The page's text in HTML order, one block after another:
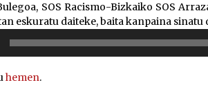
SOS Racismo-Bizkaiko SOS
eskuratu daiteke, baita kanpaina
hemen.